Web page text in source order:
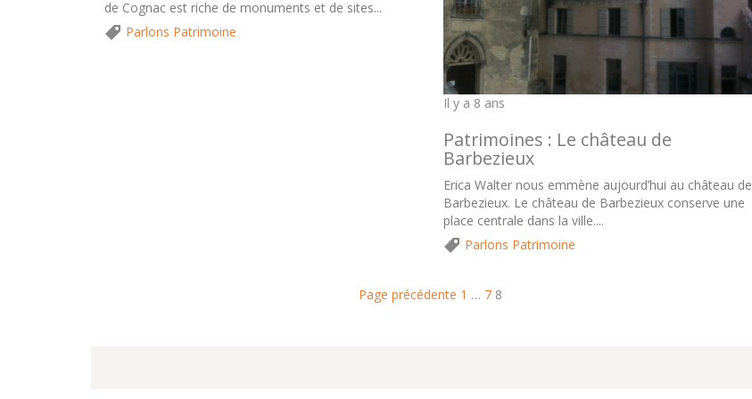
de Cognac est riche de monuments et de sites...
Parlons Patrimoine
Il y a 8 ans
Patrimoines : Le château de
Barbezieux
Erica Walter nous emmène aujourd’hui au château de
Barbezieux. Le château de Barbezieux conserve une
place centrale dans la ville....
Parlons Patrimoine
Page précédente 1 … 7 8